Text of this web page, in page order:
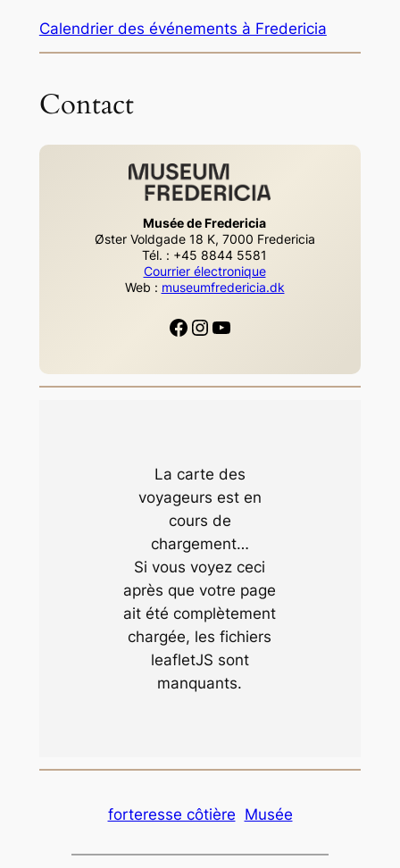
Calendrier des événements à Fredericia
Contact
Musée de Fredericia
Øster Voldgade 18 K, 7000 Fredericia
Tél. : +45 8844 5581
Courrier électronique
Web : museumfredericia.dk
Facebook Instagram YouTube
La carte des
voyageurs est en
cours de
chargement…
Si vous voyez ceci
après que votre page
ait été complètement
chargée, les fichiers
leafletJS sont
manquants.
forteresse côtière Musée